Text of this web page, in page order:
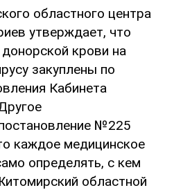
областного центра
утверждает, что
крови на
закуплены по
Кабинета
№225
каждое медицинское
определять, с кем
областной